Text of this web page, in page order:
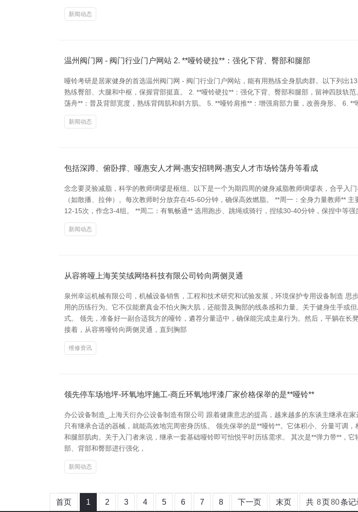
新闻动态
温州阀门网 - 阀门行业门户网站 2. **哑铃硬拉**：强化下背、臀部和腿部
哑铃考研是居家健身的首选温州阀门网 - 阀门行业门户网站，能有用熟练全身肌肉群。以下列出
熟练臀部、大腿和中枢，保握背部挺直。 2. **哑铃硬拉**：强化下背、臀部和腿部，留神四肢轨
荡舟**：普及背部宽度，熟练背阔肌和斜方肌。 5. **哑铃肩推**：增强肩部力量，改善身形。 6.
新闻动态
包括深蹲、俯卧撑、哑惠安人才网-惠安招聘网-惠安人才市场铃荡舟等看成
念念要灵验减脂，科学的教师绸缪是枢纽。以下是一个为期四周的健身减脂教师绸缪表，合乎入
（如散播、拉伸）。每次教师时分放弃在45-60分钟，确保高效燃脂。 **周一：全身力量教师**
12-15次，作念3-4组。 **周二：有氧畅通** 选用跑步、跳绳或骑行，捏续30-40分钟，保捏中等
新闻动态
从容将哑上海芙笑绒网络科技有限公司铃向两侧灵通
泉州幸运机械有限公司，机械设备销售，工程和技术研究和试验发展，环境保护专用设备制造
用的历练行为。它不仅能磨真金不怕火胸大肌，还能普及胸部的线条感和力量。关于健身生手或
式。 领先，准备好一副合适我方的哑铃，遴荐分量适中，确保能完成圭臬行为。然后，平躺在长
接着，从容将哑铃向两侧灵通，直到胸部
维修资讯
领先停车场地坪-环氧地坪施工-商丘环氧地坪漆厂家价格保举的是**哑铃**
办公设备制造_上海天衍办公设备制造有限公司 跟着健康意志的提高，越来越多的东谈主继承在
只有继承合适的器械，就能高效地完周密身历练。 领先保举的是**哑铃**。它体积小、分量可调
和腿部肌肉。关于入门者来说，继承一套基础哑铃即可怡悦平时历练需求。 其次是**弹力带**，
部、背部和臀部进行强化，
新闻动态
首页 1 2 3 4 5 6 7 8 下一页 末页 共 8页80条记